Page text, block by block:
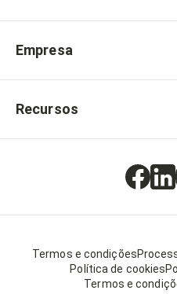
Empresa
Recursos
Termos e condições
Política de cookies
Termos e